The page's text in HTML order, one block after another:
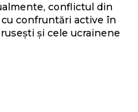
conflictul din
confruntări active în
și cele ucrainene